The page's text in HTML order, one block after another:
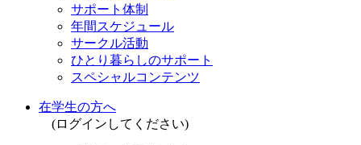
サポート体制
年間スケジュール
サークル活動
ひとり暮らしのサポート
スペシャルコンテンツ
在学生の方へ
(ログインしてください)